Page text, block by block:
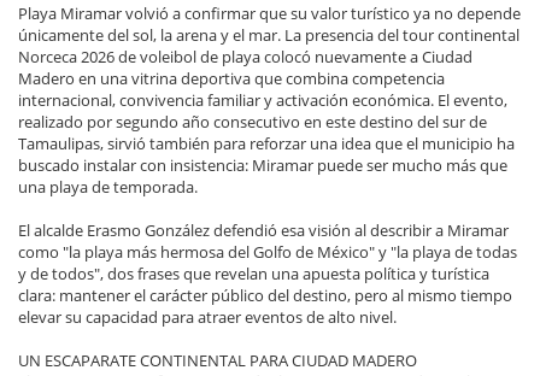
Playa Miramar volvió a confirmar que su valor turístico ya no depende
únicamente del sol, la arena y el mar. La presencia del tour continental
Norceca 2026 de voleibol de playa colocó nuevamente a Ciudad
Madero en una vitrina deportiva que combina competencia
internacional, convivencia familiar y activación económica. El evento,
realizado por segundo año consecutivo en este destino del sur de
Tamaulipas, sirvió también para reforzar una idea que el municipio ha
buscado instalar con insistencia: Miramar puede ser mucho más que
una playa de temporada.
El alcalde Erasmo González defendió esa visión al describir a Miramar
como "la playa más hermosa del Golfo de México" y "la playa de todas
y de todos", dos frases que revelan una apuesta política y turística
clara: mantener el carácter público del destino, pero al mismo tiempo
elevar su capacidad para atraer eventos de alto nivel.
UN ESCAPARATE CONTINENTAL PARA CIUDAD MADERO